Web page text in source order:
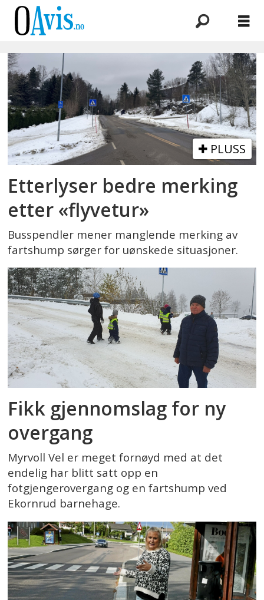
Emne:
fartshump
PLUSS
Etterlyser bedre merking
etter «flyvetur»
Busspendler mener manglende merking av
fartshump sørger for uønskede situasjoner.
Fikk gjennomslag for ny
overgang
Myrvoll Vel er meget fornøyd med at det
endelig har blitt satt opp en
fotgjengerovergang og en fartshump ved
Ekornrud barnehage.